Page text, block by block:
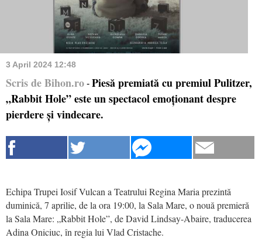
3 April 2024 12:48
Scris de Bihon.ro - Piesă premiată cu premiul Pulitzer,
„Rabbit Hole” este un spectacol emoționant despre
pierdere și vindecare.
Echipa Trupei Iosif Vulcan a Teatrului Regina Maria prezintă
duminică, 7 aprilie, de la ora 19:00, la Sala Mare, o nouă premieră
la Sala Mare: „Rabbit Hole”, de David Lindsay-Abaire, traducerea
Adina Oniciuc, în regia lui Vlad Cristache.